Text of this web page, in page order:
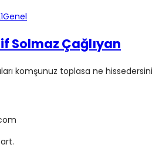
Genel
Solmaz Çağlıyan
komşunuz toplasa ne